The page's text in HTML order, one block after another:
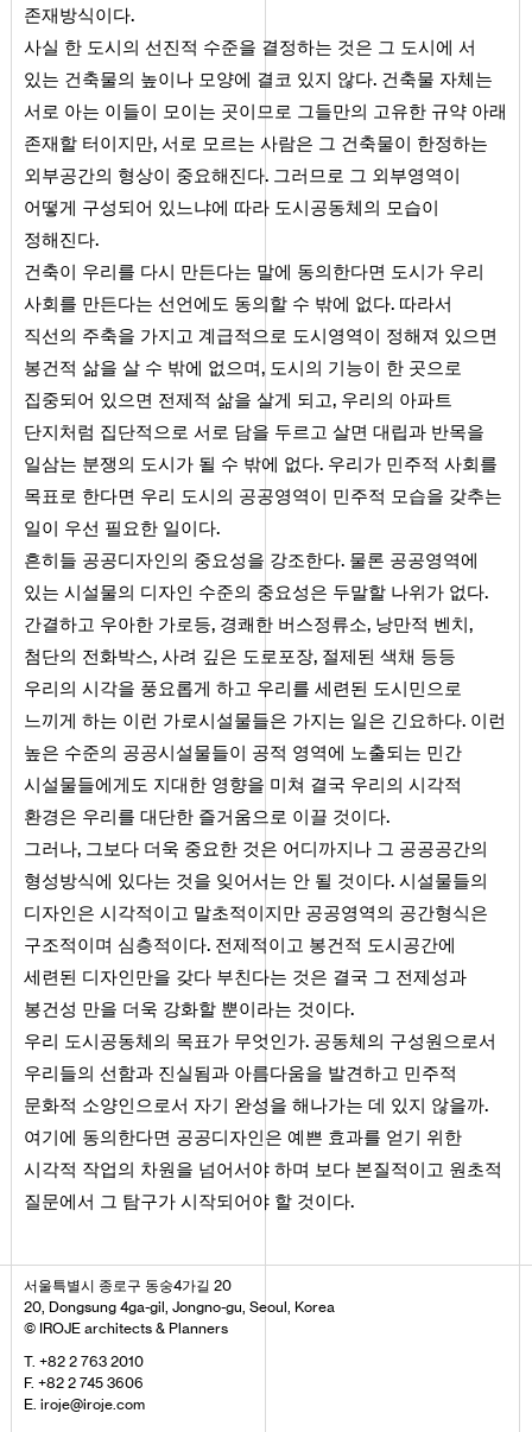
존재방식이다.
사실 한 도시의 선진적 수준을 결정하는 것은 그 도시에 서
있는 건축물의 높이나 모양에 결코 있지 않다. 건축물 자체는
서로 아는 이들이 모이는 곳이므로 그들만의 고유한 규약 아래
존재할 터이지만, 서로 모르는 사람은 그 건축물이 한정하는
외부공간의 형상이 중요해진다. 그러므로 그 외부영역이
어떻게 구성되어 있느냐에 따라 도시공동체의 모습이
정해진다.
건축이 우리를 다시 만든다는 말에 동의한다면 도시가 우리
사회를 만든다는 선언에도 동의할 수 밖에 없다. 따라서
직선의 주축을 가지고 계급적으로 도시영역이 정해져 있으면
봉건적 삶을 살 수 밖에 없으며, 도시의 기능이 한 곳으로
집중되어 있으면 전제적 삶을 살게 되고, 우리의 아파트
단지처럼 집단적으로 서로 담을 두르고 살면 대립과 반목을
일삼는 분쟁의 도시가 될 수 밖에 없다. 우리가 민주적 사회를
목표로 한다면 우리 도시의 공공영역이 민주적 모습을 갖추는
일이 우선 필요한 일이다.
흔히들 공공디자인의 중요성을 강조한다. 물론 공공영역에
있는 시설물의 디자인 수준의 중요성은 두말할 나위가 없다.
간결하고 우아한 가로등, 경쾌한 버스정류소, 낭만적 벤치,
첨단의 전화박스, 사려 깊은 도로포장, 절제된 색채 등등
우리의 시각을 풍요롭게 하고 우리를 세련된 도시민으로
느끼게 하는 이런 가로시설물들은 가지는 일은 긴요하다. 이런
높은 수준의 공공시설물들이 공적 영역에 노출되는 민간
시설물들에게도 지대한 영향을 미쳐 결국 우리의 시각적
환경은 우리를 대단한 즐거움으로 이끌 것이다.
그러나, 그보다 더욱 중요한 것은 어디까지나 그 공공공간의
형성방식에 있다는 것을 잊어서는 안 될 것이다. 시설물들의
디자인은 시각적이고 말초적이지만 공공영역의 공간형식은
구조적이며 심층적이다. 전제적이고 봉건적 도시공간에
세련된 디자인만을 갖다 부친다는 것은 결국 그 전제성과
봉건성 만을 더욱 강화할 뿐이라는 것이다.
우리 도시공동체의 목표가 무엇인가. 공동체의 구성원으로서
우리들의 선함과 진실됨과 아름다움을 발견하고 민주적
문화적 소양인으로서 자기 완성을 해나가는 데 있지 않을까.
여기에 동의한다면 공공디자인은 예쁜 효과를 얻기 위한
시각적 작업의 차원을 넘어서야 하며 보다 본질적이고 원초적
질문에서 그 탐구가 시작되어야 할 것이다.
서울특별시 종로구 동숭4가길 20
20, Dongsung 4ga-gil, Jongno-gu, Seoul, Korea
© IROJE architects & Planners
T. +82 2 763 2010
F. +82 2 745 3606
E. iroje@iroje.com